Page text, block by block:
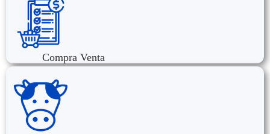
Compra Venta